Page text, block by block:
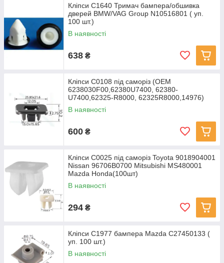
Кліпси C1640 Тримач бампера/обшивка
дверей BMW/VAG Group N10516801 ( уп.
100 шт.)
В наявності
638 ₴
Кліпси C0108 під саморіз (OEM
6238030F00,62380U7400, 62380-
U7400,62325-R8000, 62325R8000,14976)
(100ш
В наявності
600 ₴
Кліпси C0025 під саморіз Toyota 9018904001
Nissan 96706B0700 Mitsubishi MS480001
Mazda Honda(100шт)
В наявності
294 ₴
Кліпси C1977 бампера Mazda C27450133 (
уп. 100 шт.)
В наявності